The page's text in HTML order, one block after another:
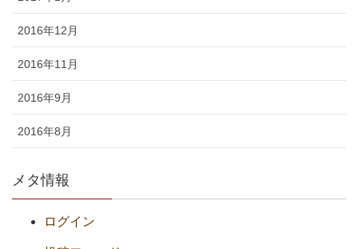
2016年12月
2016年11月
2016年9月
2016年8月
メタ情報
ログイン